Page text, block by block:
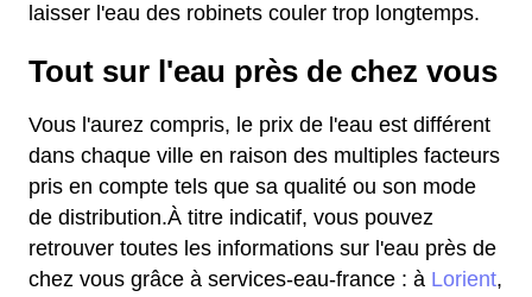
laisser l'eau des robinets couler trop longtemps.
Tout sur l'eau près de chez vous
Vous l'aurez compris, le prix de l'eau est différent
dans chaque ville en raison des multiples facteurs
pris en compte tels que sa qualité ou son mode
de distribution.À titre indicatif, vous pouvez
retrouver toutes les informations sur l'eau près de
chez vous grâce à services-eau-france : à Lorient,